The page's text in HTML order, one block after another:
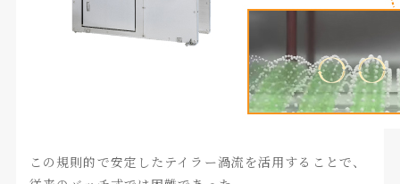
この規則的で安定したテイラー渦流を活用することで、